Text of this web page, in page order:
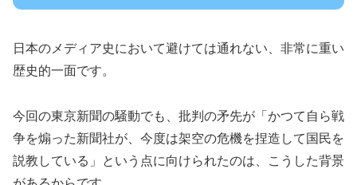
日本のメディア史において避けては通れない、非常に重い
歴史的一面です。
今回の東京新聞の騒動でも、批判の矛先が「かつて自ら戦
争を煽った新聞社が、今度は架空の危機を捏造して国民を
説教している」という点に向けられたのは、こうした背景